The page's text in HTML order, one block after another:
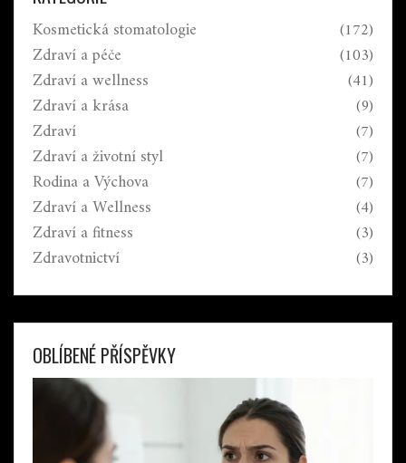
Kosmetická stomatologie (172)
Zdraví a péče (103)
Zdraví a wellness (41)
Zdraví a krása (9)
Zdraví (7)
Zdraví a životní styl (7)
Rodina a Výchova (7)
Zdraví a Wellness (4)
Zdraví a fitness (3)
Zdravotnictví (3)
OBLÍBENÉ PŘÍSPĚVKY